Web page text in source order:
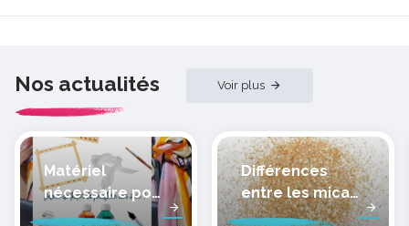
Nos actualités Voir plus
Matériel
nécessaire pour
peindre la soie
Différences
entre les micas
des pâtes